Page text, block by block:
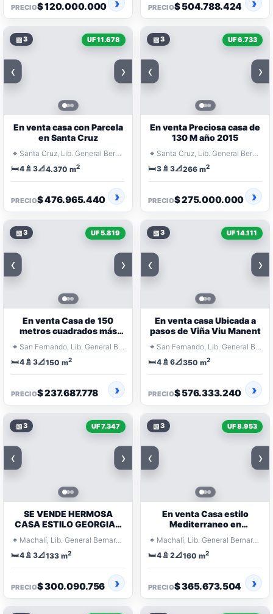
PRECIO$ 120.000.000 PRECIO$ 504.788.424
▧3 UF 11.678
‹ ›
En venta casa con Parcela
en Santa Cruz
⌖
Santa Cruz, Lib. General Bernardo O'Higgins
🛏️4 🚿 3📐4.370 m2
PRECIO$ 476.965.440
▧3 UF 6.733
‹ ›
En venta Preciosa casa de
130 M año 2015
⌖
Santa Cruz, Lib. General Bernardo O'Higgins
🛏️3 🚿 3📐266 m2
PRECIO$ 275.000.000
▧3 UF 5.819
‹ ›
En venta Casa de 150
metros cuadrados más
⌖ San Fernando, Lib. General Bernardo O'Higgins
🛏️4 🚿 3📐150 m2
PRECIO$ 237.687.778
▧3 UF 14.111
‹ ›
En venta casa Ubicada a
pasos de Viña Viu Manent
⌖
San Fernando, Lib. General Bernardo O'Higgins
🛏️4 🚿 6📐350 m2
PRECIO$ 576.333.240
▧3 UF 7.347
‹ ›
SE VENDE HERMOSA
CASA ESTILO GEORGIAN
EN CONDOMINIO SANTA
AURORA, MACHALI
⌖ Machalí, Lib. General Bernardo O'Higgins
🛏️4 🚿 3📐133 m2
PRECIO$ 300.090.756
▧3 UF 8.953
‹ ›
En venta Casa estilo
Mediterraneo en
Condominio Nogales de
Machali
⌖ Machalí, Lib. General Bernardo O'Higgins
🛏️4 🚿 2📐160 m2
PRECIO$ 365.673.504